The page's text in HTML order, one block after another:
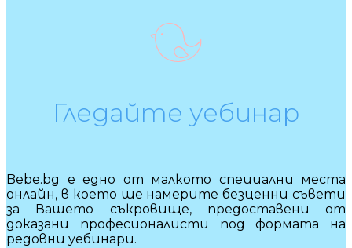
Гледайте уебинар
Bebe.bg е едно от малкото специални места
онлайн, в което ще намерите безценни съвети
за Вашето съкровище, предоставени от
доказани професионалисти под формата на
редовни уебинари.